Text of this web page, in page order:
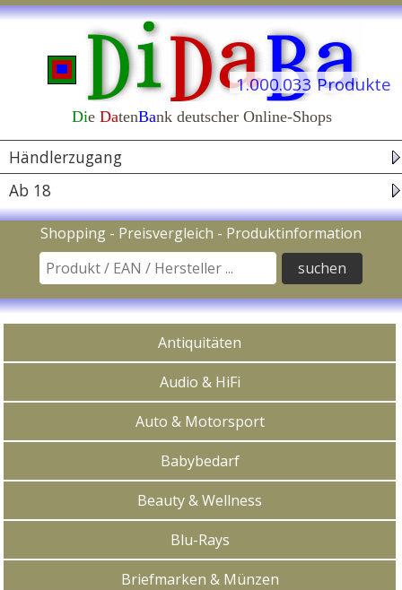
Die DatenBank deutscher Online-Shops
Navigation
Händlerzugang
Ab 18
1.000.033 Produkte
1.044 Shops
Suche nach Produkt / EAN Code / Hersteller
Shopping - Preisvergleich - Produktinformation
In Kategorien kaufen
Antiquitäten
Audio & HiFi
Auto & Motorsport
Babybedarf
Beauty & Wellness
Blu-Rays
Briefmarken & Münzen